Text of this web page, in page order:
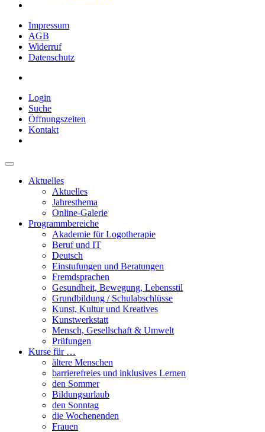
Impressum
AGB
Widerruf
Datenschutz
Login
Suche
Öffnungszeiten
Kontakt
Aktuelles
Aktuelles
Jahresthema
Online-Galerie
Programmbereiche
Akademie für Logotherapie
Beruf und IT
Deutsch
Einstufungen und Beratungen
Fremdsprachen
Gesundheit, Bewegung, Lebensstil
Grundbildung / Schulabschlüsse
Kunst, Kultur und Kreatives
Kunstwerkstatt
Mensch, Gesellschaft & Umwelt
Prüfungen
Kurse für …
ältere Menschen
barrierefreies und inklusives Lernen
den Sommer
Bildungsurlaub
den Sonntag
die Wochenenden
Frauen